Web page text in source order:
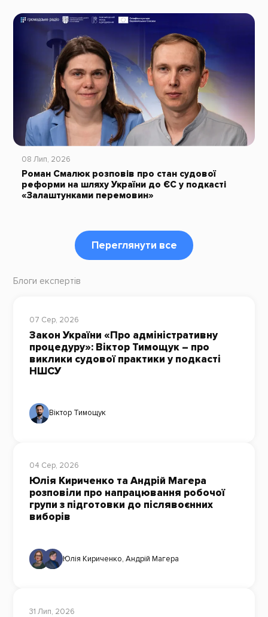
08 Лип, 2026
Роман Смалюк розповів про стан судової
реформи на шляху України до ЄС у подкасті
«Залаштунками перемовин»
Переглянути все
Блоги експертів
07 Сер, 2026
Закон України «Про адміністративну
процедуру»: Віктор Тимощук – про
виклики судової практики у подкасті
НШСУ
Віктор Тимощук
04 Сер, 2026
Юлія Кириченко та Андрій Магера
розповіли про напрацювання робочої
групи з підготовки до післявоєнних
виборів
Юлія Кириченко, Андрій Магера
31 Лип, 2026